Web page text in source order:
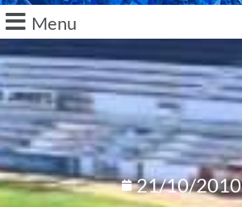
Menu
21/10/2010